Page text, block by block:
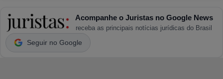
Acompanhe o Juristas no Google News
receba as principais notícias jurídicas do Brasil
Seguir no Google